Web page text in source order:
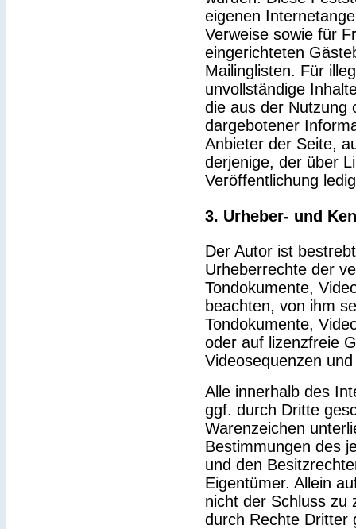
eigenen
Verweise sowie für
eingerichteten
Mailinglisten. Für
unvollständige
die aus der Nutzung
dargebotener
Anbieter der Seite,
derjenige, der über
Veröffentlichung
3. Urheber- und
Der Autor ist
Urheberrechte der
Tondokumente,
beachten, von ihm
Tondokumente,
oder auf lizenzfreie
Videosequenzen
Alle innerhalb des
ggf. durch Dritte
Warenzeichen
Bestimmungen des
und den
Eigentümer. Allein
nicht der Schluss zu
durch Rechte Dritter